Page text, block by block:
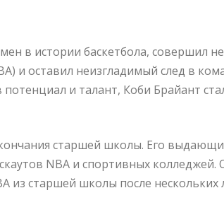
в истории баскетбола, совершил
и оставил неизгладимый след в
и талант, Коби Брайант
старшей школы. Его
NBA и спортивных колледжей.
из старшей школы после нескольких